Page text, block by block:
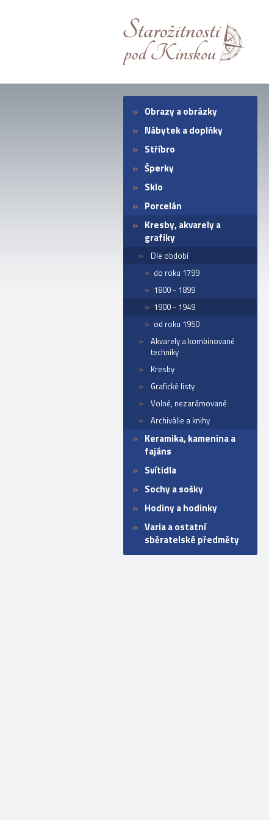
Obrazy a obrázky
Nábytek a doplňky
Stříbro
Šperky
Sklo
Porcelán
Kresby, akvarely a
grafiky
Dle období
do roku 1799
1800 - 1899
1900 - 1949
od roku 1950
Akvarely a kombinované
techniky
Kresby
Grafické listy
Volné, nezarámované
Archiválie a knihy
Keramika, kamenina a
fajáns
Svítidla
Sochy a sošky
Hodiny a hodinky
Varia a ostatní
sběratelské předměty